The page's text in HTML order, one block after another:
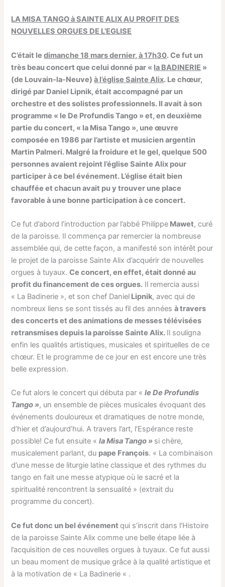
LA MISA TANGO à SAINTE ALIX AU PROFIT DES
NOUVELLES ORGUES DE L’EGLISE
C’était ledimanche 18 mars dernier, à 17h30. Ce fut un
très beau concert que celui donné par « la BADINERIE »
(de Louvain-la-Neuve)à l’église Sainte Alix. Le chœur,
dirigé par Daniel Lipnik, était accompagné par un
orchestre et des solistes professionnels. Il avait à son
programme « le De Profundis Tango » et, en deuxième
partie du concert, « la Misa Tango », une œuvre
composée en 1986 par l’artiste et musicien argentin
Martin Palmeri. Malgré la froidure et le gel, quelque 500
personnes avaient rejoint l’église Sainte Alix pour
participer à ce bel événement. L’église était bien
chauffée et chacun avait pu y trouver une place
favorable à une bonne participation à ce concert.
Ce fut d’abord l’introduction par l’abbé Philippe Mawet, curé
de la paroisse. Il commença par remercier la nombreuse
assemblée qui, de cette façon, a manifesté son intérêt pour
le projet de la paroisse Sainte Alix d’acquérir de nouvelles
orgues à tuyaux.Ce concert, en effet, était donné au
profit du financement de ces orgues. Il remercia aussi
« La Badinerie », et son chef Daniel Lipnik, avec qui de
nombreux liens se sont tissés au fil des annéesà travers
des concerts et des animations de messes télévisées
retransmises depuis la paroisse Sainte Alix. Il souligna
enfin les qualités artistiques, musicales et spirituelles de ce
chœur. Et le programme de ce jour en est encore une très
belle expression.
Ce fut alors le concert qui débuta par «le De Profundis
Tango », un ensemble de pièces musicales évoquant des
événements douloureux et dramatiques de notre monde,
d’hier et d’aujourd’hui. A travers l’art, l’Espérance reste
possible! Ce fut ensuite «la Misa Tango » si chère,
musicalement parlant, du pape François. « La combinaison
d’une messe de liturgie latine classique et des rythmes du
tango en fait une messe atypique où le sacré et la
spiritualité rencontrent la sensualité » (extrait du
programme du concert).
Ce fut donc un bel événementqui s’inscrit dans l’Histoire
de la paroisse Sainte Alix comme une belle étape liée à
l’acquisition de ces nouvelles orgues à tuyaux. Ce fut aussi
un beau moment de musique grâce à la qualité artistique et
à la motivation de « La Badinerie « .